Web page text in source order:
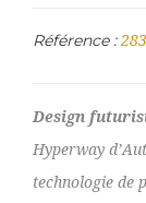
Référence :
Design
Hyperway
technologie de